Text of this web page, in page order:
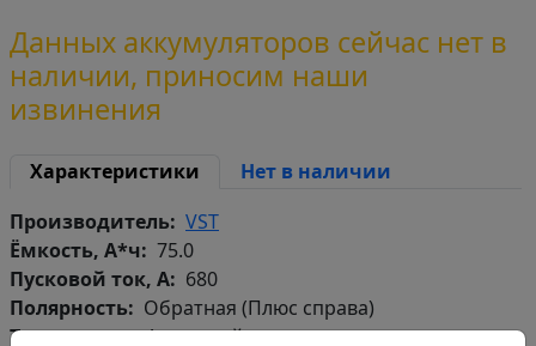
Данных аккумуляторов сейчас нет в
наличии, приносим наши
извинения
Характеристики
Нет в наличии
Производитель
VST
Ёмкость, А*ч
75.0
Пусковой ток, А
680
Полярность
Обратная (Плюс справа)
Тип корпуса Азиатский